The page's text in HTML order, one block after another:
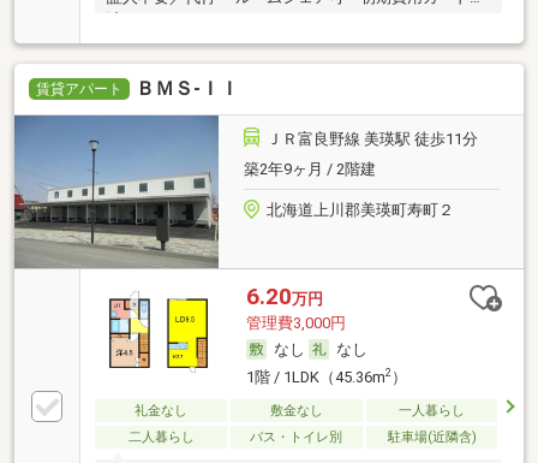
済可
賃貸アパート ＢＭＳ‐ＩＩ
ＪＲ富良野線 美瑛駅 徒歩11分
築2年9ヶ月 / 2階建
北海道上川郡美瑛町寿町２
6.20万円
管理費3,000円
なし
なし
1階 / 1LDK（45.36m2）
礼金なし 敷金なし
一人暮らし
二人暮らし
バス・トイレ別 駐車場(近隣含)